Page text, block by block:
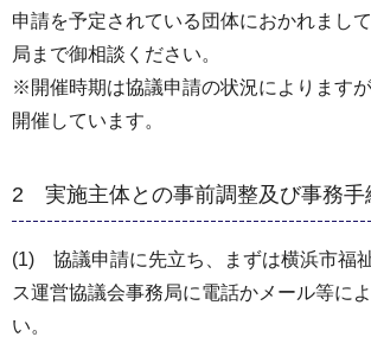
申請を予定されている団体におかれまし
局まで御相談ください。
※開催時期は協議申請の状況によります
開催しています。
2 実施主体との事前調整及び事務手
(1) 協議申請に先立ち、まずは横浜市福
ス運営協議会事務局に電話かメール等に
い。